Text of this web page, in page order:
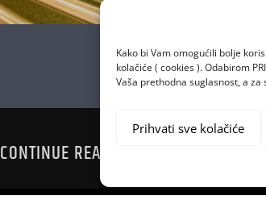
Kako bi Vam omogućili bolje
kolačiće ( cookies ). Odabirom
Vaša prethodna suglasnost, a
Prihvati sve kolačiće